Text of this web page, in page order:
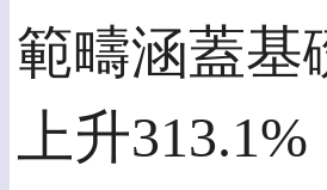
範疇涵蓋基
上升